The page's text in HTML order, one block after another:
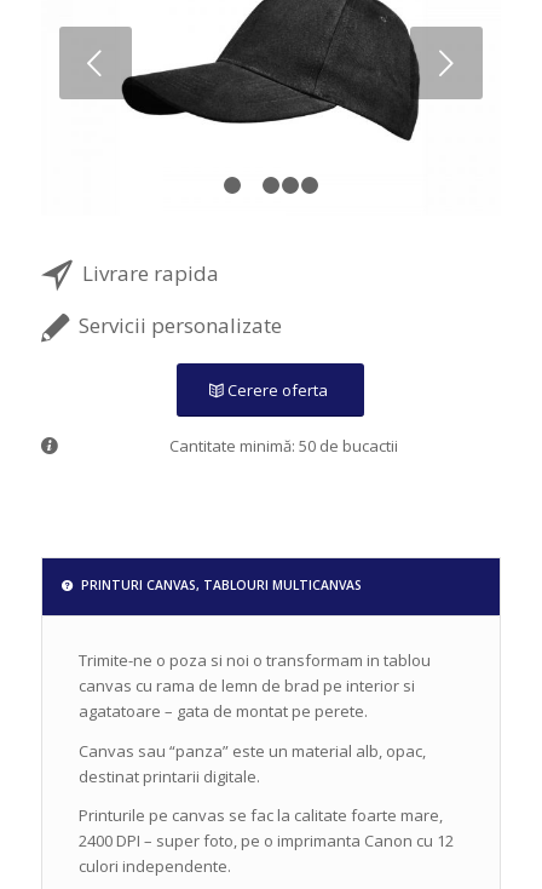
Next
Livrare rapida
Servicii personalizate
Cerere oferta
Cantitate minimă: 50 de bucactii
PRINTURI CANVAS, TABLOURI MULTICANVAS
Trimite-ne o poza si noi o transformam in tablou
canvas cu rama de lemn de brad pe interior si
agatatoare – gata de montat pe perete.
Canvas sau “panza” este un material alb, opac,
destinat printarii digitale.
Printurile pe canvas se fac la calitate foarte mare,
2400 DPI – super foto, pe o imprimanta Canon cu 12
culori independente.